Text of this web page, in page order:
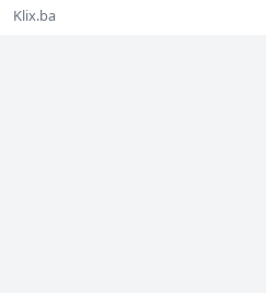
Klix.ba